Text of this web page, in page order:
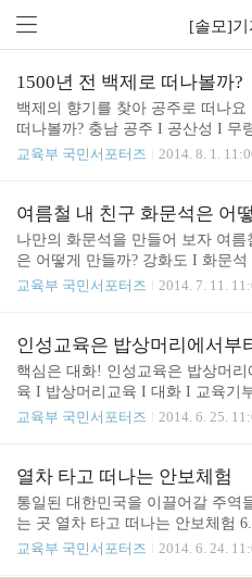
[솔모]기
1500년 전 백제로 떠나볼까?
백제의 향기를 찾아 공주로 떠나요
떠나볼까? 충남 공주 I 공산성 I 무
박물관 I 한옥마을지나간 역사에서
한다고도 볼 수 있습니다. 이렇게
순히 암기로 외우려고 하면 지겨운
생생한 체험을 통해 살아있는 지식
를 느끼고 자연스럽게 역사와 친해
방학을 맞아 즐거운 계획을 많이 세
건 어떨까요? 공주는 백제 문주왕 1
성에서 웅진으로 천도했다가 성왕
로 천도할 때까지 64년간 백제의
교육부 국민서포터즈 2014. 8. 1.
여름철 내 친구 화문석은 어
나만의 화문석을 만들어 보자 여름
은 어떻게 만들까? 강화도 I 화문
왕골 I 전통문화 I 조상의지혜여름
도 하고, 열대야에 잠을 설치면 마
에 누워 푹 잠이 들곤 합니다. 여름
있는 돗자리 중 예쁜 꽃무늬를 놓아
화문석이 어떻게 만들어지는지 늘
화도입니다. 고려 중엽부터 가내 수
전되어왔고, 질 좋은 화문석은 강화
랫동안 생산됐다고 해요. 강화군에
교육부 국민서포터즈 2014. 7. 11.
인성교육은 밥상머리에서부
핵심은 대화! 인성교육은 밥상머
육 I 밥상머리교육 I 대화 I 교육기
학교폭력이나 왕따 등 사회를 떠들
행동 등을 더 좋은 가치로 향상하는
가정에서 부모가 보여주는 태도와
큰 영향을 준다는 것은 알고 계실
경우가 있는데요, 저는 그 해법을
교육부 국민서포터즈 2014. 6. 25.
열차 타고 떠나는 안보체험
통일된 대한민국을 이끌어갈 주역
는 곳 열차 타고 떠나는 안보체험
MZtrain I 안보체험 I 도라산역 I 제
교육부 국민서포터즈 2014. 6. 24.